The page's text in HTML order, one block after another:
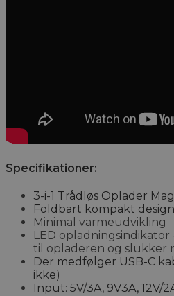
Specifikationer:
3-i-1 Trådløs Oplader
Foldbart kompakt design
Minimal varmeudvikling
LED opladningsindikator
til opladeren og slukker
Der medfølger USB-C
ikke)
Input: 5V/3A, 9V3A, 12V/